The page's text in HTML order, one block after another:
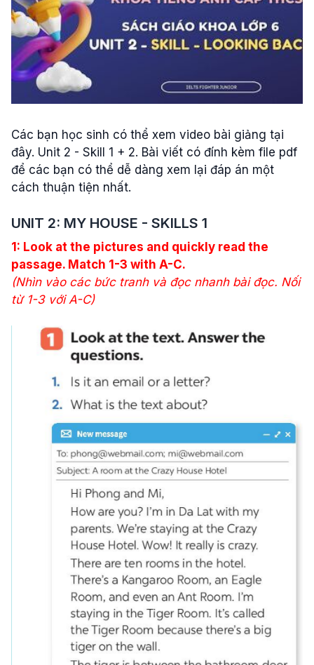
Các bạn học sinh có thể xem video bài giảng tại
đây. Unit 2 - Skill 1 + 2. Bài viết có đính kèm file pdf
để các bạn có thể dễ dàng xem lại đáp án một
cách thuận tiện nhất.
UNIT 2: MY HOUSE - SKILLS 1
1: Look at the pictures and quickly read the
passage. Match 1-3 with A-C.
(Nhìn vào các bức tranh và đọc nhanh bài đọc. Nối
từ 1-3 với A-C)